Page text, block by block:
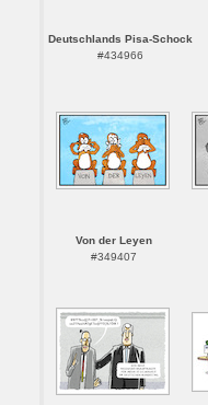
Deutschlands Pisa-Schock
#434966
Von der Leyen
#349407